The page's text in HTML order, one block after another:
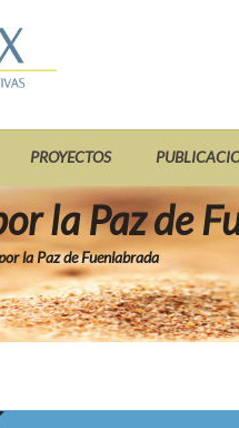
PROYECTOS
la Paz de
la Paz de Fuenlabrada